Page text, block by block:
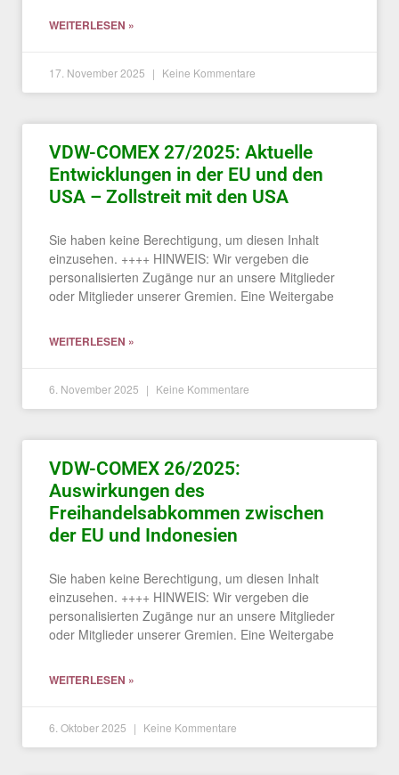
WEITERLESEN »
17. November 2025 Keine Kommentare
VDW-COMEX 27/2025: Aktuelle
Entwicklungen in der EU und den
USA – Zollstreit mit den USA
Sie haben keine Berechtigung, um diesen Inhalt
einzusehen. ++++ HINWEIS: Wir vergeben die
personalisierten Zugänge nur an unsere Mitglieder
oder Mitglieder unserer Gremien. Eine Weitergabe
WEITERLESEN »
6. November 2025 Keine Kommentare
VDW-COMEX 26/2025:
Auswirkungen des
Freihandelsabkommen zwischen
der EU und Indonesien
Sie haben keine Berechtigung, um diesen Inhalt
einzusehen. ++++ HINWEIS: Wir vergeben die
personalisierten Zugänge nur an unsere Mitglieder
oder Mitglieder unserer Gremien. Eine Weitergabe
WEITERLESEN »
6. Oktober 2025 Keine Kommentare